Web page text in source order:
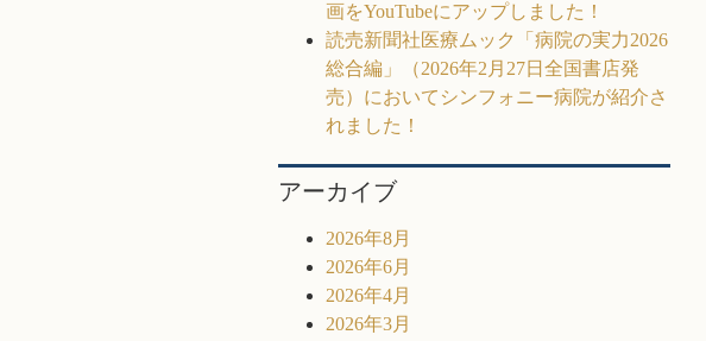
画をYouTubeにアップしました！
読売新聞社医療ムック「病院の実力2026
総合編」（2026年2月27日全国書店発
売）においてシンフォニー病院が紹介さ
れました！
アーカイブ
2026年8月
2026年6月
2026年4月
2026年3月